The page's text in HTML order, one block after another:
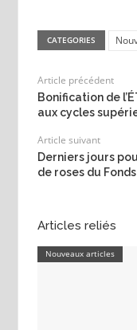
CATEGORIES
Article précédent
Bonification de
aux cycles
Article suivant
Derniers jours
de roses du
Articles reliés
Nouveaux articles